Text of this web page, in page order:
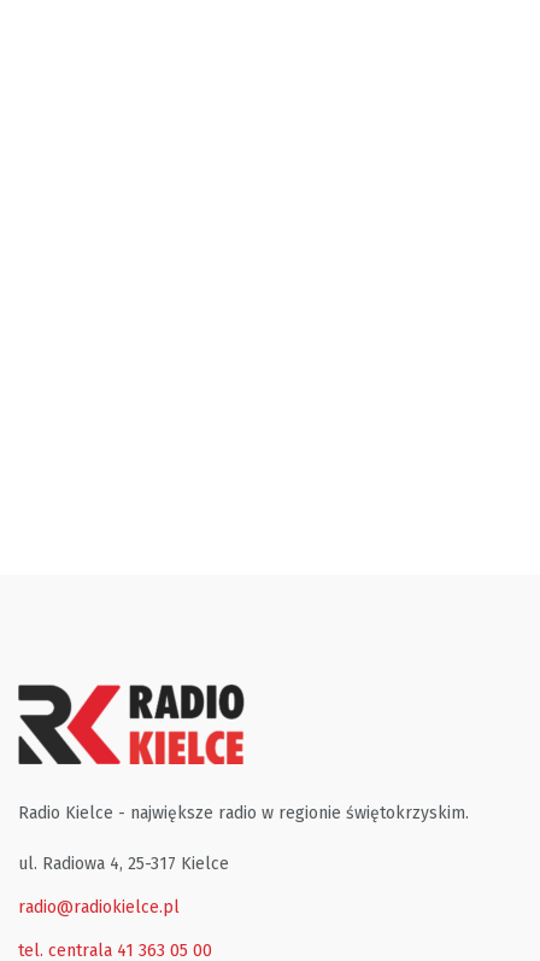
Radio Kielce - największe radio w regionie świętokrzyskim.
ul. Radiowa 4, 25-317 Kielce
radio@radiokielce.pl
tel. centrala 41 363 05 00